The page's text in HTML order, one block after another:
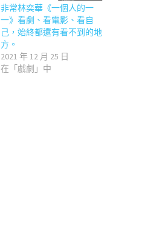
非常林奕華《一個人的一
一》看劇、看電影、看自
己，始終都還有看不到的地
方。
2021 年 12 月 25 日
在「戲劇」中